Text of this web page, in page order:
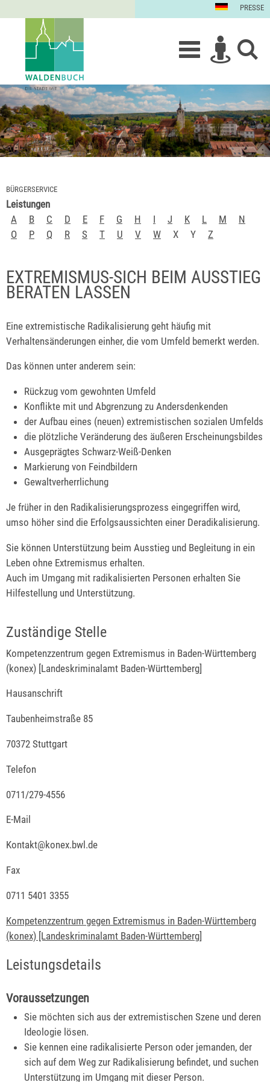
PRESSE
BÜRGERSERVICE
Leistungen
A
B C D E F G H I J K L M
N
O
P Q R S T U V W X Y Z
EXTREMISMUS-SICH BEIM AUSSTIEG
BERATEN LASSEN
Eine extremistische Radikalisierung geht häufig mit
Verhaltensänderungen einher, die vom Umfeld bemerkt werden.
Das können unter anderem sein:
Rückzug vom gewohnten Umfeld
Konflikte mit und Abgrenzung zu Andersdenkenden
der Aufbau eines (neuen) extremistischen sozialen Umfelds
die plötzliche Veränderung des äußeren Erscheinungsbildes
Ausgeprägtes Schwarz-Weiß-Denken
Markierung von Feindbildern
Gewaltverherrlichung
Je früher in den Radikalisierungsprozess eingegriffen wird,
umso höher sind die Erfolgsaussichten einer Deradikalisierung.
Sie können Unterstützung beim Ausstieg und Begleitung in ein
Leben ohne Extremismus erhalten.
Auch im Umgang mit radikalisierten Personen erhalten Sie
Hilfestellung und Unterstützung.
Zuständige Stelle
Kompetenzzentrum gegen Extremismus in Baden-Württemberg
(konex) [Landeskriminalamt Baden-Württemberg]
Hausanschrift
Taubenheimstraße 85
70372 Stuttgart
Telefon
0711/279-4556
E-Mail
Kontakt@konex.bwl.de
Fax
0711 5401 3355
Kompetenzzentrum gegen Extremismus in Baden-Württemberg
(konex) [Landeskriminalamt Baden-Württemberg]
Leistungsdetails
Voraussetzungen
Sie möchten sich aus der extremistischen Szene und deren
Ideologie lösen.
Sie kennen eine radikalisierte Person oder jemanden, der
sich auf dem Weg zur Radikalisierung befindet, und suchen
Unterstützung im Umgang mit dieser Person.